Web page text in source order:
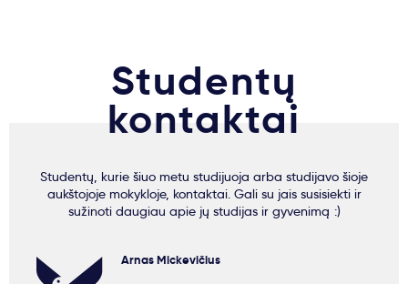
Studentų
kontaktai
Studentų, kurie šiuo metu studijuoja arba studijavo šioje
aukštojoje mokykloje, kontaktai. Gali su jais susisiekti ir
sužinoti daugiau apie jų studijas ir gyvenimą :)
Arnas Mickevičius